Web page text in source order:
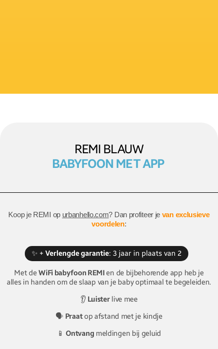
REMI BLAUW
BABYFOON MET APP
Koop je REMI op urbanhello.com? Dan profiteer je van exclusieve
voordelen:
✨ + Verlengde garantie: 3 jaar in plaats van 2
Met deWiFi babyfoon REMIen de bijbehorende app heb je
alles in handen om de slaap van je baby optimaal te begeleiden.
👂 Luisterlive mee
🗣️ Praatop afstand met je kindje
📱Ontvang meldingen bij geluid